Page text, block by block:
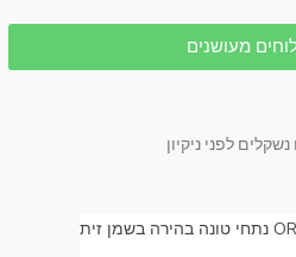
מעושנים
לפני ניקיון